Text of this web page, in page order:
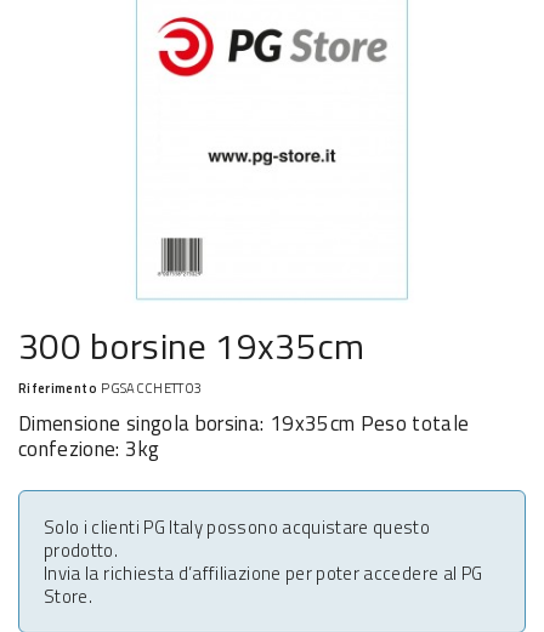
300 borsine 19x35cm
Riferimento PGSACCHETTO3
Dimensione singola borsina: 19x35cm Peso totale
confezione: 3kg
Solo i clienti PG Italy possono acquistare questo
prodotto.
Invia la richiesta d’affiliazione per poter accedere al PG
Store.